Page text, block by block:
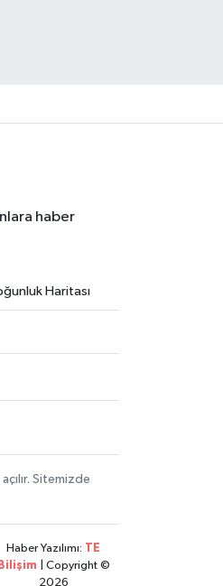
haber
Haritası
Sitemizde
Haber Yazılımı: TE
Bilişim | Copyright ©
2026